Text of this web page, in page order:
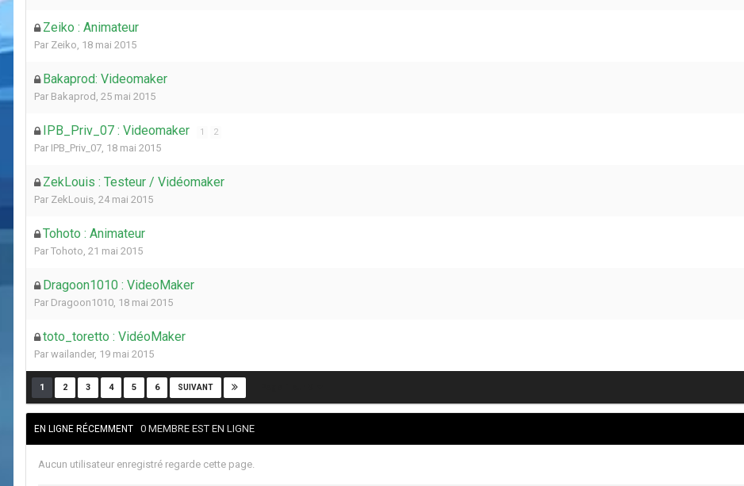
Zeiko : Animateur
Par Zeiko 18 mai 2015
Bakaprod: Videomaker
Par Bakaprod 25 mai 2015
IPB_Priv_07 : Videomaker 1 2
Par IPB_Priv_07 18 mai 2015
ZekLouis : Testeur / Vidéomaker
Par ZekLouis 24 mai 2015
Tohoto : Animateur
Par Tohoto 21 mai 2015
Dragoon1010 : VideoMaker
Par Dragoon1010 18 mai 2015
toto_toretto : VidéoMaker
Par wailander, 19 mai 2015
1 2 3 4 5 6 SUIVANT
EN LIGNE RÉCEMMENT 0 MEMBRE EST EN LIGNE
Aucun utilisateur enregistré regarde cette page.